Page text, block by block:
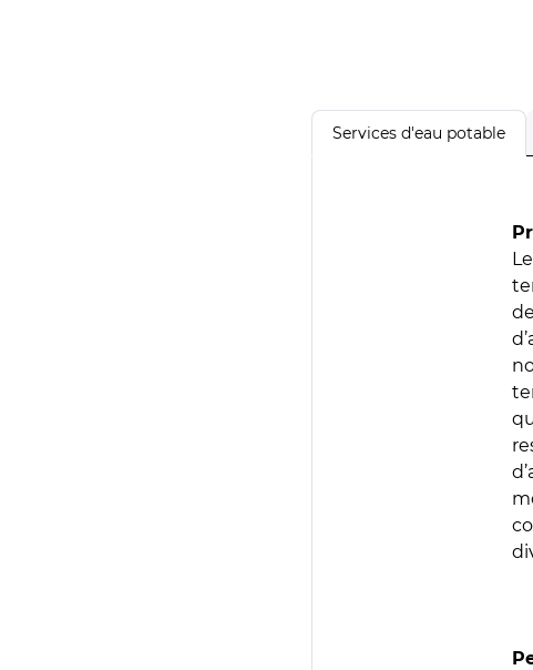
Services d'eau potable